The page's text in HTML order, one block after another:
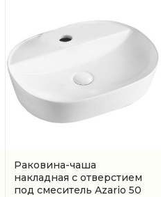
Раковина-чаша
накладная с отверстием
под смеситель Azario 50